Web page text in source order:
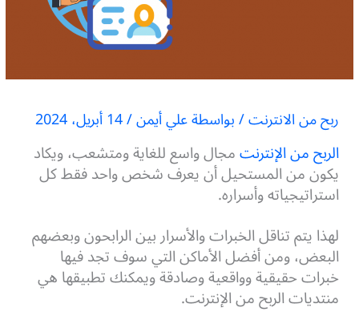
ربح من الانترنت/ بواسطةعلي أيمن/14 أبريل، 2024
الربح من الإنترنتمجال واسع للغاية ومتشعب، ويكاد
يكون من المستحيل أن يعرف شخص واحد فقط كل
استراتيجياته وأسراره.
لهذا يتم تناقل الخبرات والأسرار بين الرابحون وبعضهم
البعض، ومن أفضل الأماكن التي سوف تجد فيها
خبرات حقيقية وواقعية وصادقة ويمكنك تطبيقها هي
منتديات الربح من الإنترنت.